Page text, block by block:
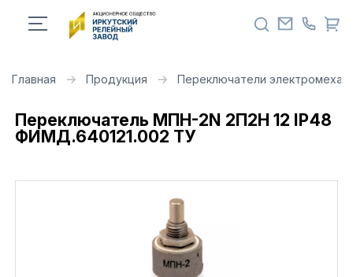
Главная Продукция Переключатели
Переключатель МПН-2N 2П2Н 12 IP48
ФИМД.640121.002 ТУ